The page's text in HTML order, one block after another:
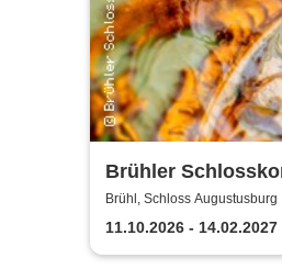
Brühler
Bach um vier 2026/
Brühl, Schloss Augustusburg
11.10.2026 - 14.02.2027